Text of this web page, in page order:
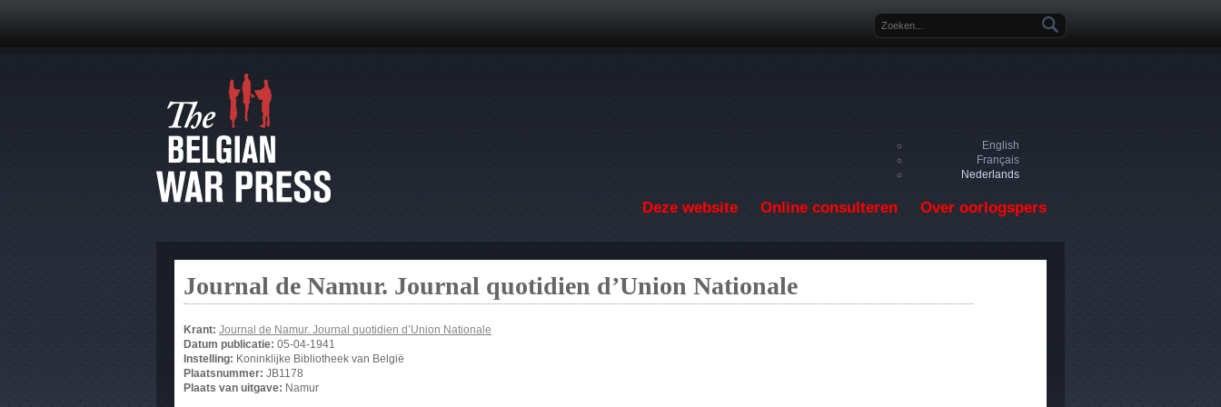
Zoekveld
English
Français
Nederlands
Deze website Online consulteren Over oorlogspers
Journal de Namur. Journal quotidien d’Union Nationale
Krant: Journal de Namur. Journal quotidien d’Union Nationale
Datum publicatie: 05-04-1941
Instelling: Koninklijke Bibliotheek van België
Plaatsnummer: JB1178
Plaats van uitgave: Namur